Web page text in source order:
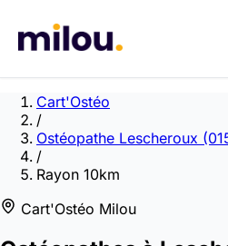
Cart'Ostéo
/
Ostéopathe Lescheroux
/
Rayon 10km
Cart'Ostéo Milou